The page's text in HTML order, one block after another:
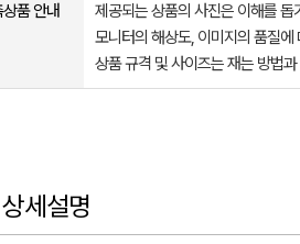
품 안내
제공되는 상품의 사진은 이해를
모니터의 해상도, 이미지의 품질
상품 규격 및 사이즈는 재는 방법
세설명